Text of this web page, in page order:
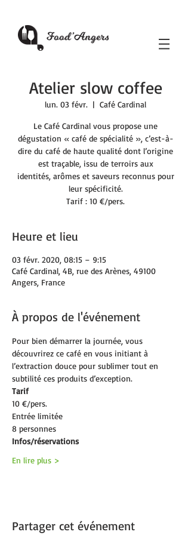
Atelier slow coffee
lun. 03 févr.
  |
Café Cardinal
Le Café Cardinal vous propose une
dégustation « café de spécialité », c’est-à-
dire du café de haute qualité dont l’origine
est traçable, issu de terroirs aux
identités, arômes et saveurs reconnus pour
leur spécificité.
Tarif : 10 €/pers.
Heure et lieu
03 févr. 2020, 08:15 – 9:15
Café Cardinal, 4B, rue des Arènes, 49100
Angers, France
À propos de l'événement
Pour bien démarrer la journée, vous
découvrirez ce café en vous initiant à
l’extraction douce pour sublimer tout en
subtilité ces produits d’exception.
Tarif
10 €/pers.
Entrée limitée
8 personnes
Infos/réservations
En lire plus >
Partager cet événement